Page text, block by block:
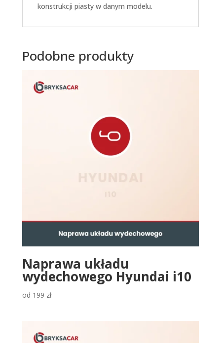
konstrukcji piasty w danym modelu.
Podobne produkty
Naprawa układu
wydechowego Hyundai i10
od 199 zł